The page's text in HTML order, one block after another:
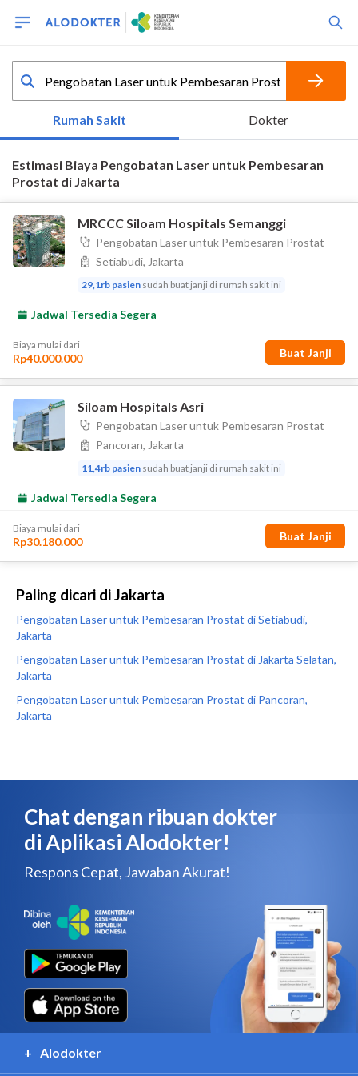
Paling dicari di Jakarta
Pengobatan Laser untuk Pembesaran Prostat di Setiabudi,
Jakarta
Pengobatan Laser untuk Pembesaran Prostat di Jakarta Selatan,
Jakarta
Pengobatan Laser untuk Pembesaran Prostat di Pancoran,
Jakarta